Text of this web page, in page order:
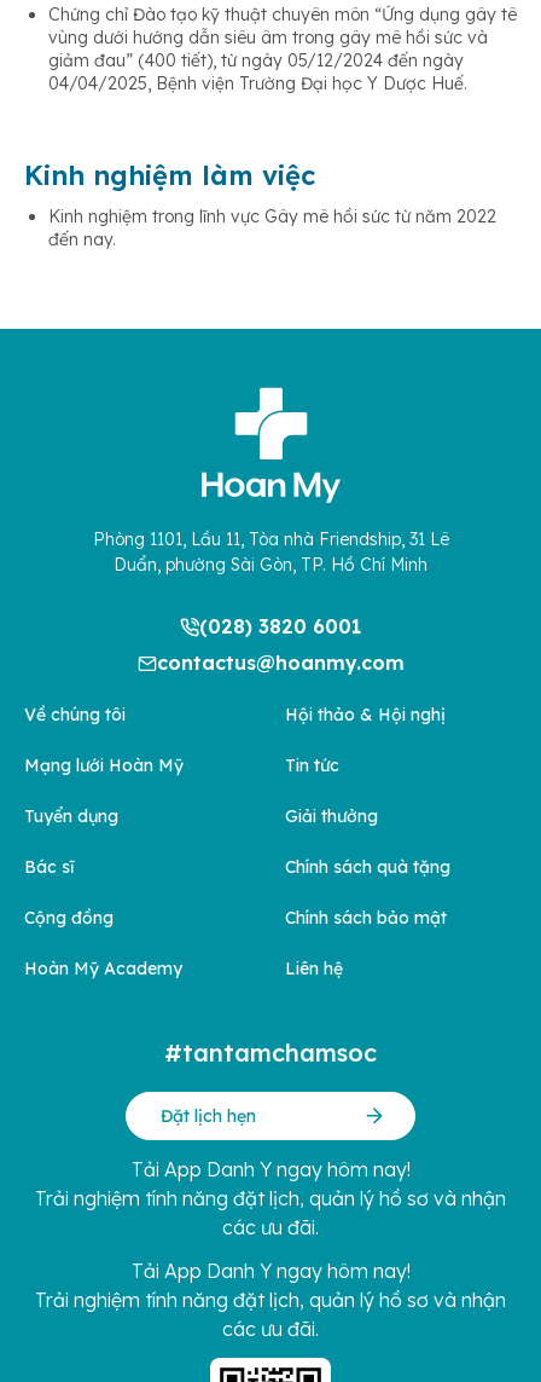
Chứng chỉ Đào tạo kỹ thuật chuyên môn “Ứng dụng gây tê
vùng dưới hướng dẫn siêu âm trong gây mê hồi sức và
giảm đau” (400 tiết), từ ngày 05/12/2024 đến ngày
04/04/2025, Bệnh viện Trường Đại học Y Dược Huế.
Kinh nghiệm làm việc
Kinh nghiệm trong lĩnh vực Gây mê hồi sức từ năm 2022
đến nay.
Phòng 1101, Lầu 11, Tòa nhà Friendship, 31 Lê
Duẩn, phường Sài Gòn, TP. Hồ Chí Minh
(028) 3820 6001
contactus@hoanmy.com
Về chúng tôi
Mạng lưới Hoàn Mỹ
Tuyển dụng
Bác sĩ
Cộng đồng
Hoàn Mỹ Academy
Hội thảo & Hội nghị
Tin tức
Giải thưởng
Chính sách quà tặng
Chính sách bảo mật
Liên hệ
#tantamchamsoc
Đặt lịch hẹn
Tải App Danh Y ngay hôm nay!
Trải nghiệm tính năng đặt lịch, quản lý hồ sơ và nhận
các ưu đãi.
Tải App Danh Y ngay hôm nay!
Trải nghiệm tính năng đặt lịch, quản lý hồ sơ và nhận
các ưu đãi.